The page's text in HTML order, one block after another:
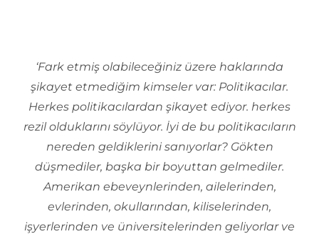
‘Fark etmiş olabileceğiniz üzere haklarında
şikayet etmediğim kimseler var: Politikacılar.
Herkes politikacılardan şikayet ediyor. herkes
rezil olduklarını söylüyor. İyi de bu politikacıların
nereden geldiklerini sanıyorlar? Gökten
düşmediler, başka bir boyuttan gelmediler.
Amerikan ebeveynlerinden, ailelerinden,
evlerinden, okullarından, kiliselerinden,
işyerlerinden ve üniversitelerinden geliyorlar ve